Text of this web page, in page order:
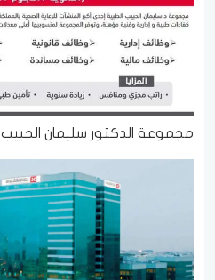
مجموعة الدكتور سليمان الحبيب